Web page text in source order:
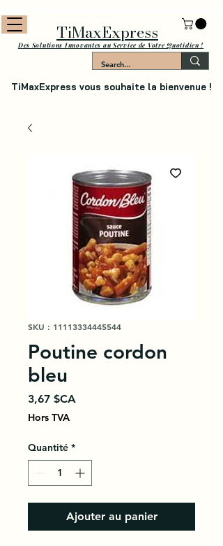
TiMaxExpress vous souhaite la bienvenue !
Des Solutions Innovantes au Service de Votre Quotidien !
TiMaxExpress
SKU : 11113334445544
Poutine cordon
bleu
3,67 $CA
Hors TVA
Quantité *
Ajouter au panier